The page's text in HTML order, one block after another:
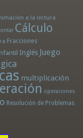
a la lectura
Cálculo
Fracciones
Inglés Juego
multiplicación
operaciones
Resolución de Problemas